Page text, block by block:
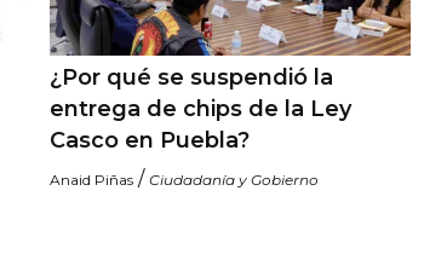
¿Por qué se suspendió la
entrega de chips de la Ley
Casco en Puebla?
Anaid Piñas/ Ciudadanía y Gobierno